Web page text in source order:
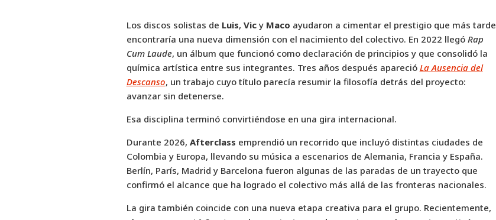
Los discos solistas de Luis, Vicy Maco ayudaron a cimentar el prestigio que más tarde
encontraría una nueva dimensión con el nacimiento del colectivo. En 2022 llegó Rap
Cum Laude, un álbum que funcionó como declaración de principios y que consolidó la
química artística entre sus integrantes. Tres años después apareció La Ausencia del
Descanso, un trabajo cuyo título parecía resumir la filosofía detrás del proyecto:
avanzar sin detenerse.
Esa disciplina terminó convirtiéndose en una gira internacional.
Durante 2026, Afterclass emprendió un recorrido que incluyó distintas ciudades de
Colombia y Europa, llevando su música a escenarios de Alemania, Francia y España.
Berlín, París, Madrid y Barcelona fueron algunas de las paradas de un trayecto que
confirmó el alcance que ha logrado el colectivo más allá de las fronteras nacionales.
La gira también coincide con una nueva etapa creativa para el grupo. Recientemente,